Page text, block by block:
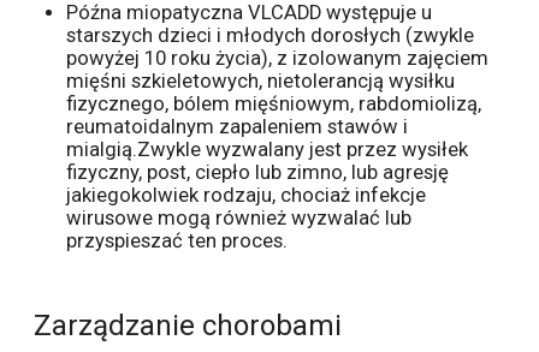
Późna miopatyczna VLCADD występuje u
starszych dzieci i młodych dorosłych (zwykle
powyżej 10 roku życia), z izolowanym zajęciem
mięśni szkieletowych, nietolerancją wysiłku
fizycznego, bólem mięśniowym, rabdomiolizą,
reumatoidalnym zapaleniem stawów i
mialgią.Zwykle wyzwalany jest przez wysiłek
fizyczny, post, ciepło lub zimno, lub agresję
jakiegokolwiek rodzaju, chociaż infekcje
wirusowe mogą również wyzwalać lub
przyspieszać ten proces.
Zarządzanie chorobami